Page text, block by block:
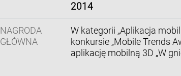
2014
NAGRODA
GŁÓWNA
W kategorii „Aplikacja
konkursie „Mobile Trends
aplikację mobilną 3D „W